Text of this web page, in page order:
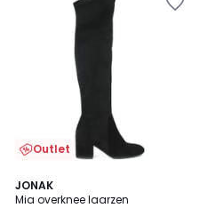
Outlet
JONAK
Mia overknee laarzen
4.7
/ 5